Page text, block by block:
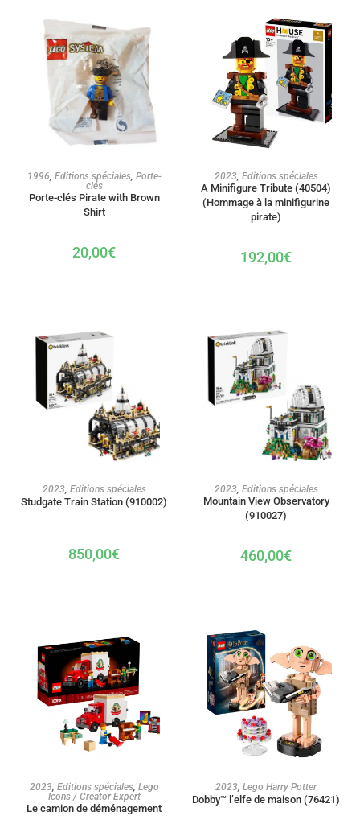
AJOUTER AU PANIER
1996, Editions spéciales, Porte-
clés
Porte-clés Pirate with Brown
Shirt
20,00€
AJOUTER AU PANIER
2023, Editions spéciales
A Minifigure Tribute (40504)
(Hommage à la minifigurine
pirate)
192,00€
AJOUTER AU PANIER
2023, Editions spéciales
Studgate Train Station (910002)
850,00€
AJOUTER AU PANIER
2023 Editions spéciales
Mountain View Observatory
(910027)
460,00€
AJOUTER AU PANIER
2023, Editions spéciales, Lego
Icons / Creator Expert
Le camion de déménagement
AJOUTER AU PANIER
2023, Lego Harry Potter
Dobby™ l’elfe de maison (76421)